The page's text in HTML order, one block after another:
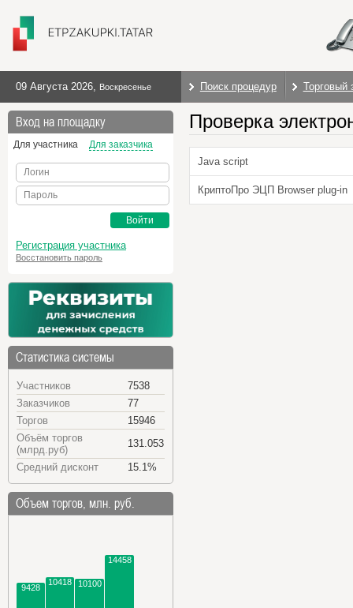
09 Августа 2026, Воскресенье Поиск процедур Торговый
Вход на площадку
Для участника Для заказчика
Логин
Пароль
Войти
Регистрация участника
Восстановить пароль
Статистика системы
Участников
7538
Заказчиков
77
Торгов
15946
Объём торгов
(млрд.руб)
131.053
Средний дисконт
15.1%
Объем торгов, млн. руб.
9428
10418 10100
14458
Проверка
Java script
КриптоПро ЭЦП Browser plug-in